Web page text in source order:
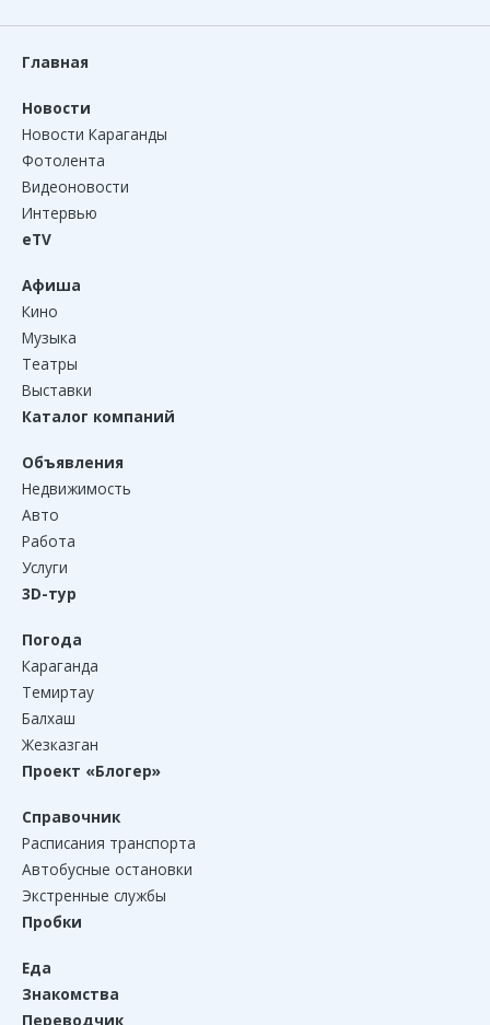
Главная
Новости
Новости Караганды
Фотолента
Видеоновости
Интервью
eTV
Афиша
Кино
Музыка
Театры
Выставки
Каталог компаний
Объявления
Недвижимость
Авто
Работа
Услуги
3D-тур
Погода
Караганда
Темиртау
Балхаш
Жезказган
Проект «Блогер»
Справочник
Расписания транспорта
Автобусные остановки
Экстренные службы
Пробки
Еда
Знакомства
Переводчик